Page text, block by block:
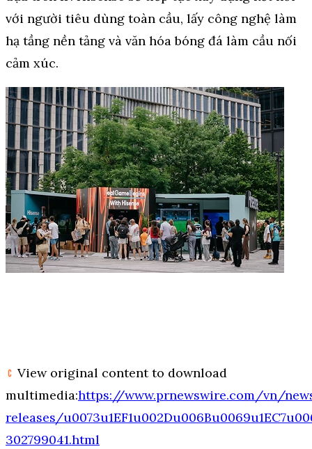
với người tiêu dùng toàn cầu, lấy công nghệ làm
hạ tầng nền tảng và văn hóa bóng đá làm cầu nối
cảm xúc.
View original content to download
multimedia:https://www.prnewswire.com/vn/
releases/
302799041.html